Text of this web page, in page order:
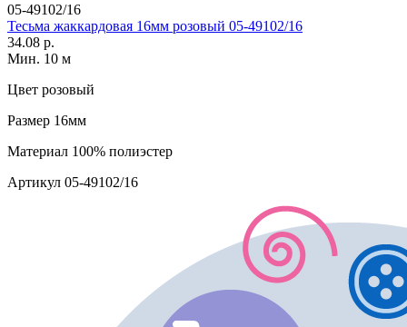
05-49102/16
Тесьма жаккардовая 16мм розовый 05-49102/16
34.08 р.
Мин. 10 м
Цвет розовый
Размер 16мм
Материал 100% полиэстер
Артикул 05-49102/16